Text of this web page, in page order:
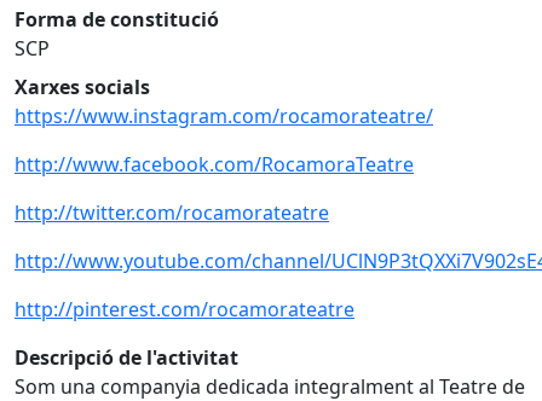
Forma de constitució
SCP
Xarxes socials
https://www.instagram.com/rocamorateatre/
http://www.facebook.com/RocamoraTeatre
http://twitter.com/rocamorateatre
http://www.youtube.com/channel/
http://pinterest.com/rocamorateatre
Descripció de l'activitat
Som una companyia dedicada integralment al Teatre de